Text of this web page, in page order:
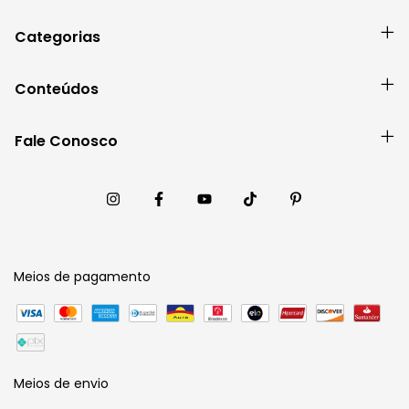
Categorias
Conteúdos
Fale Conosco
Meios de pagamento
Meios de envio